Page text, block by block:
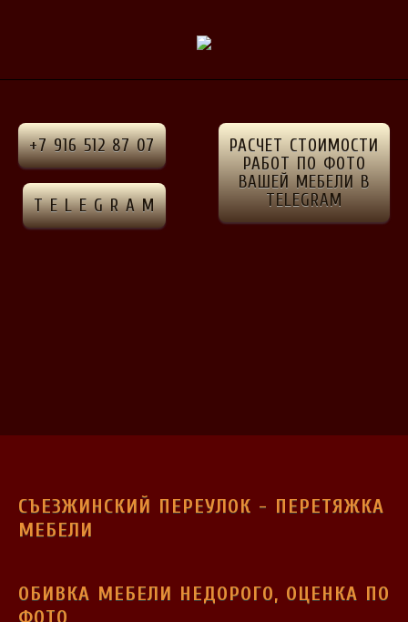
+7 916 512 87 07
T E L E G R A M
РАСЧЕТ СТОИМОСТИ
РАБОТ ПО ФОТО
ВАШЕЙ МЕБЕЛИ В
TELEGRAM
СЪЕЗЖИНСКИЙ ПЕРЕУЛОК - ПЕРЕТЯЖКА
МЕБЕЛИ
ОБИВКА МЕБЕЛИ НЕДОРОГО, ОЦЕНКА ПО